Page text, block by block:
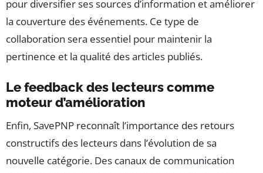
pour diversifier ses sources d’information et améliorer
la couverture des événements. Ce type de
collaboration sera essentiel pour maintenir la
pertinence et la qualité des articles publiés.
Le feedback des lecteurs comme
moteur d’amélioration
Enfin, SavePNP reconnaît l’importance des retours
constructifs des lecteurs dans l’évolution de sa
nouvelle catégorie. Des canaux de communication